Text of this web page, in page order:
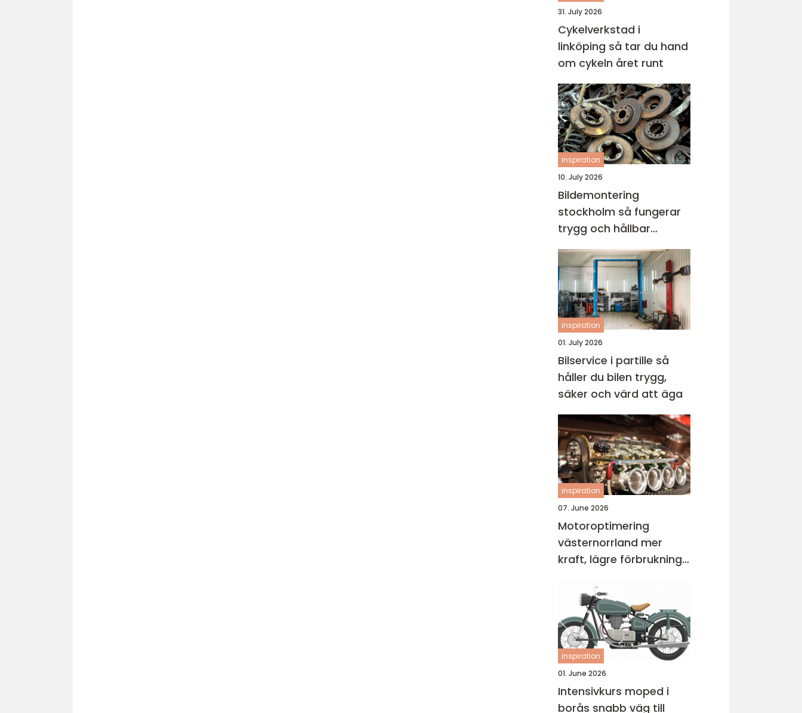
31. July 2026
Cykelverkstad i
linköping så tar du hand
om cykeln året runt
inspiration
10. July 2026
Bildemontering
stockholm så fungerar
trygg och hållbar
bilskrotning
inspiration
01. July 2026
Bilservice i partille så
håller du bilen trygg,
säker och värd att äga
inspiration
07. June 2026
Motoroptimering
västernorrland mer
kraft, lägre förbrukning
inspiration
01. June 2026
Intensivkurs moped i
borås snabb väg till